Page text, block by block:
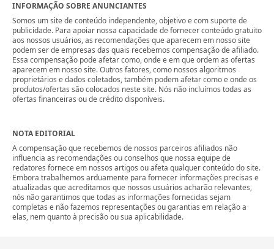
INFORMAÇÃO SOBRE ANUNCIANTES
Somos um site de conteúdo independente, objetivo e com suporte de
publicidade. Para apoiar nossa capacidade de fornecer conteúdo gratuito
aos nossos usuários, as recomendações que aparecem em nosso site
podem ser de empresas das quais recebemos compensação de afiliado.
Essa compensação pode afetar como, onde e em que ordem as ofertas
aparecem em nosso site. Outros fatores, como nossos algoritmos
proprietários e dados coletados, também podem afetar como e onde os
produtos/ofertas são colocados neste site. Nós não incluímos todas as
ofertas financeiras ou de crédito disponíveis.
NOTA EDITORIAL
A compensação que recebemos de nossos parceiros afiliados não
influencia as recomendações ou conselhos que nossa equipe de
redatores fornece em nossos artigos ou afeta qualquer conteúdo do site.
Embora trabalhemos arduamente para fornecer informações precisas e
atualizadas que acreditamos que nossos usuários acharão relevantes,
nós não garantimos que todas as informações fornecidas sejam
completas e não fazemos representações ou garantias em relação a
elas, nem quanto à precisão ou sua aplicabilidade.